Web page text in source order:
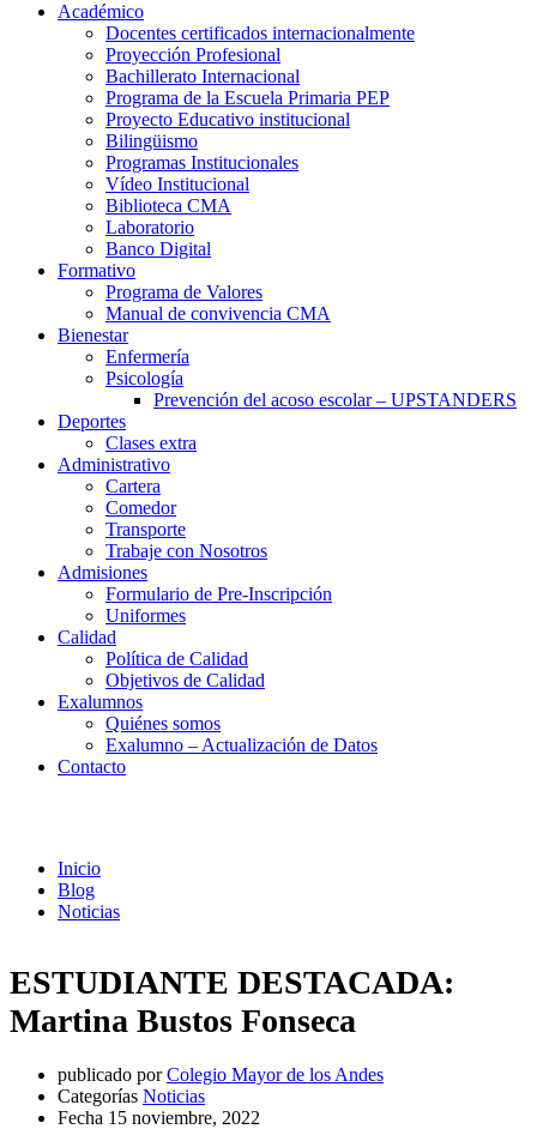
Académico
Docentes certificados internacionalmente
Proyección Profesional
Bachillerato Internacional
Programa de la Escuela Primaria PEP
Proyecto Educativo institucional
Bilingüismo
Programas Institucionales
Vídeo Institucional
Biblioteca CMA
Laboratorio
Banco Digital
Formativo
Programa de Valores
Manual de convivencia CMA
Bienestar
Enfermería
Psicología
Prevención del acoso escolar – UPSTANDERS
Deportes
Clases extra
Administrativo
Cartera
Comedor
Transporte
Trabaje con Nosotros
Admisiones
Formulario de Pre-Inscripción
Uniformes
Calidad
Política de Calidad
Objetivos de Calidad
Exalumnos
Quiénes somos
Exalumno – Actualización de Datos
Contacto
Inicio
Blog
Noticias
ESTUDIANTE DESTACADA:
Martina Bustos Fonseca
publicado por Colegio Mayor de los Andes
Categorías Noticias
Fecha 15 noviembre, 2022